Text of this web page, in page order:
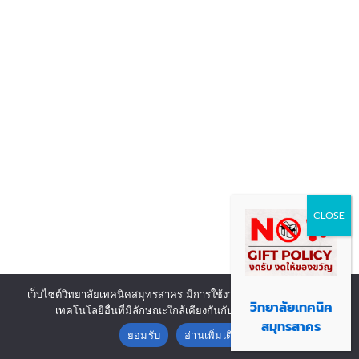
Copyright © 2026 | Powered by งานศูนย์ข้อมูลสารสนเทศ วิทยาลัย
เทคนิคสมุทรสาคร
วิทยาลัยเทคนิค
สมุทรสาคร
เว็บไซต์วิทยาลัยเทคนิคสมุทรสาคร มีการใช้งานเทคโนโลยีคุกกี้ หรือ
เทคโนโลยีอื่นที่มีลักษณะใกล้เคียงกันกับคุกกี้ บนเว็บไซต์
ยอมรับ
อ่านเพิ่มเติม
Contact us